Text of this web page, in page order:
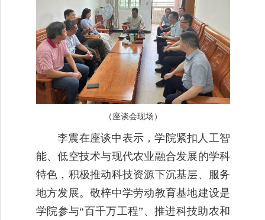
（座谈会现场）
李震在座谈中表示，学院紧扣人工智
能、低空技术与现代农业融合发展的学科
特色，积极推动科技资源下沉基层、服务
地方发展。敬梓中学劳动教育基地建设是
学院参与“百千万工程”、推进科技助农和